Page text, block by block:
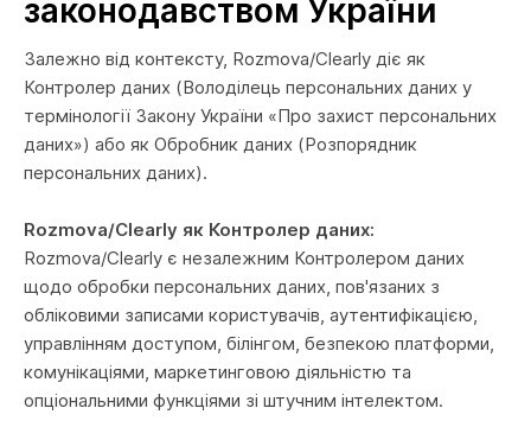
законодавством України
Залежно від контексту, Rozmova/Clearly діє як
Контролер даних (Володілець персональних даних у
термінології Закону України «Про захист персональних
даних») або як Обробник даних (Розпорядник
персональних даних).
Rozmova/Clearly як Контролер даних:
Rozmova/Clearly є незалежним Контролером даних
щодо обробки персональних даних, пов'язаних з
обліковими записами користувачів, аутентифікацією,
управлінням доступом, білінгом, безпекою платформи,
комунікаціями, маркетинговою діяльністю та
опціональними функціями зі штучним інтелектом.